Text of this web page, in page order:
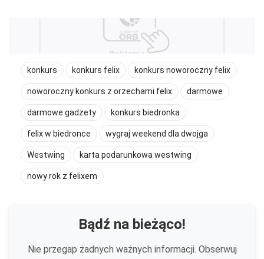
konkurs konkurs felix konkurs noworoczny felix
noworoczny konkurs z orzechami felix darmowe
darmowe gadżety konkurs biedronka
felix w biedronce wygraj weekend dla dwojga
Westwing karta podarunkowa westwing
nowy rok z felixem
Bądź na bieżąco!
Nie przegap żadnych ważnych informacji. Obserwuj